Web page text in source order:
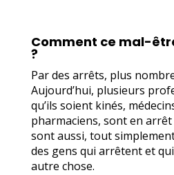
Comment ce mal-
?
Par des arrêts, plus
Aujourd’hui, plusieurs
qu’ils soient kinés,
pharmaciens, sont en
sont aussi, tout
des gens qui arrêtent et
autre chose.